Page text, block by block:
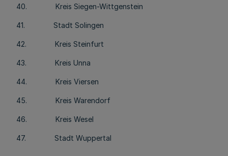
40. Kreis Siegen-Wittgenstein
41. Stadt Solingen
42. Kreis Steinfurt
43. Kreis Unna
44. Kreis Viersen
45. Kreis Warendorf
46. Kreis Wesel
47. Stadt Wuppertal